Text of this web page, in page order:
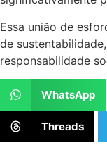
Essa união de
de
responsabilidade
WhatsApp
Threads